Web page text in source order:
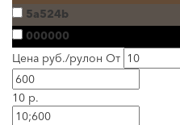
5a524b
000000
Цена руб./рулон От
10 р.